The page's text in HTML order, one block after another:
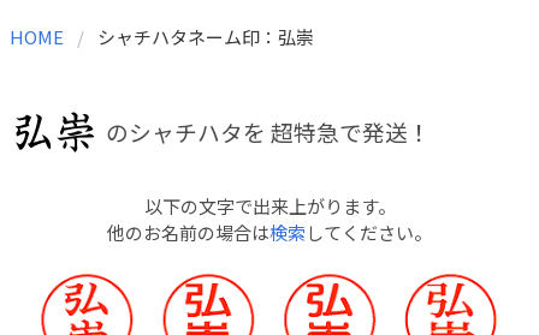
HOME シャチハタネーム印：弘崇
のシャチハタを 超特急で発送！
以下の文字で出来上がります。
他のお名前の場合は検索してください。